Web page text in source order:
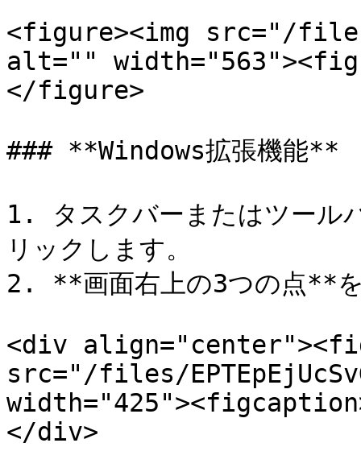
<figure><img src="/files/
alt=""
</figure>
### **Windows拡張機能**
1. タスクバーまたはツール
リックします。
2. **画面右上の3つの点**
<div
src="/files/
</div>